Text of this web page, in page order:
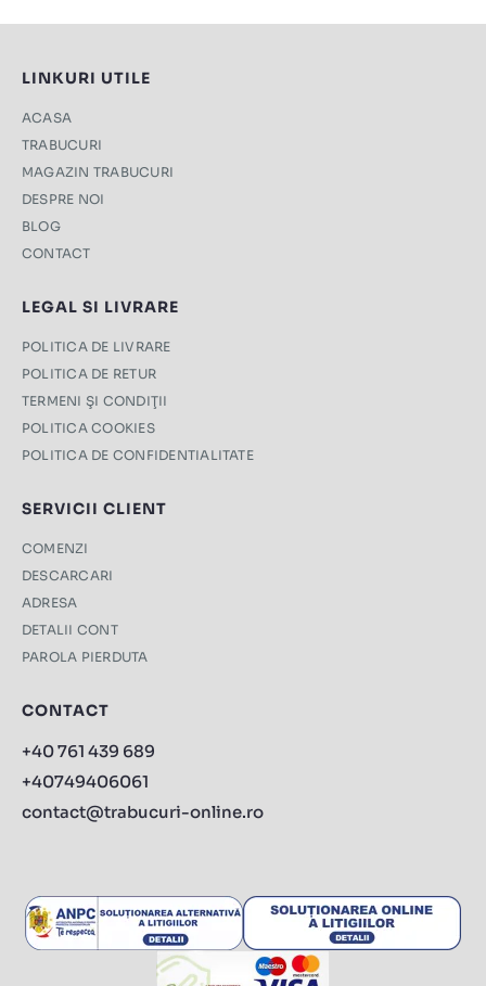
LINKURI UTILE
ACASA
TRABUCURI
MAGAZIN TRABUCURI
DESPRE NOI
BLOG
CONTACT
LEGAL SI LIVRARE
POLITICA DE LIVRARE
POLITICA DE RETUR
TERMENI ŞI CONDIŢII
POLITICA COOKIES
POLITICA DE CONFIDENTIALITATE
SERVICII CLIENT
COMENZI
DESCARCARI
ADRESA
DETALII CONT
PAROLA PIERDUTA
CONTACT
+40 761 439 689
+40749406061
contact@trabucuri-online.ro